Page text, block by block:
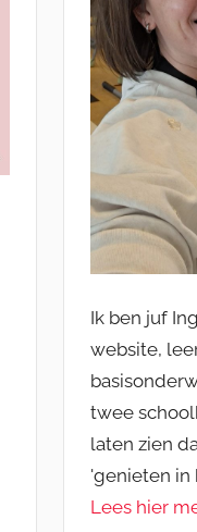
Ik ben juf
website,
twee
laten zien
'genieten in
Lees hier